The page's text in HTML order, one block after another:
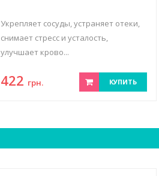
Укрепляет сосуды, устраняет отеки,
снимает стресс и усталость,
улучшает крово...
422 грн. КУПИТЬ